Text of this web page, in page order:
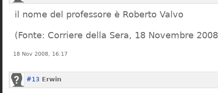
il nome del professore è Roberto Valvo
(Fonte: Corriere della Sera, 18 Novembre
18 Nov 2008, 16:17
#13 Erwin